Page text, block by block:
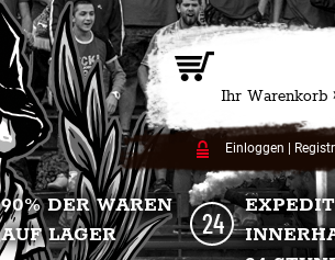
Ihr Warenkorb
Einloggen
90% DER WAREN
AUF LAGER